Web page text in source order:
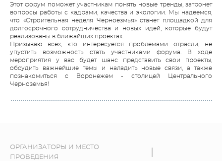
Этот форум поможет участникам понять новые тренды, затронет
вопросы работы с кадрами, качества и экологии. Мы надеемся,
что «Строительная неделя Черноезмья» станет площадкой для
долгосрочного сотрудничества и новых идей, которые будут
реализованы в ближайших проектах.
Призываю всех, кто интересуется проблемами отрасли, не
упустить возможность стать участниками форума. В ходе
мероприятия у вас будет шанс представить свои проекты,
обсудить важнейшие темы и наладить новые связи, а также
познакомиться с Воронежем - столицей Центрального
Черноземья!
ОРГАНИЗАТОРЫ И МЕСТО
ПРОВЕДЕНИЯ